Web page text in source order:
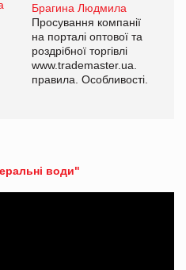
Брагина Людмила
Просування компанії
на порталі оптової та
роздрібної торгівлі
www.trademaster.ua.
правила. Особливості.
води"